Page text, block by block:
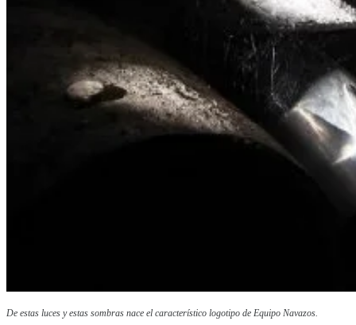
De estas luces y estas sombras nace el característico logotipo de Equipo Navazos.